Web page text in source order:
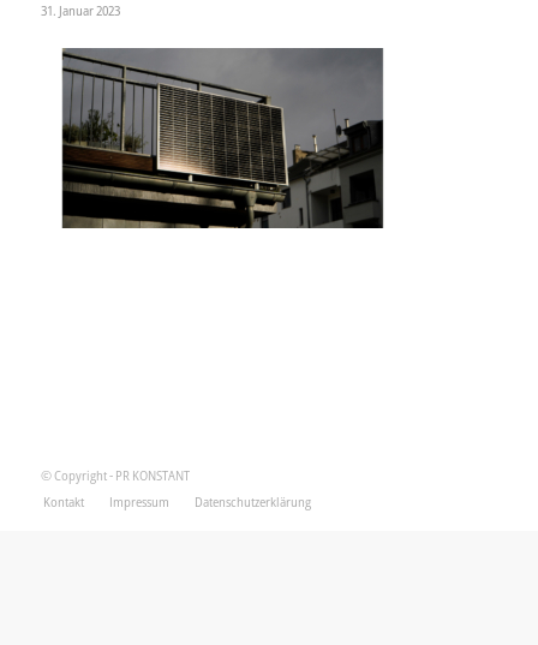
31. Januar 2023
© Copyright - PR KONSTANT
Kontakt
Impressum Datenschutzerklärung